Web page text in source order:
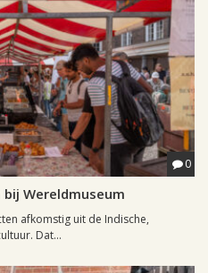
0
bij Wereldmuseum
afkomstig uit de Indische,
Dat...